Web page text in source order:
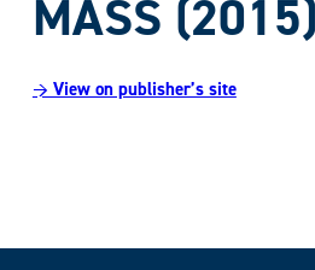
MASS
→ View on publisher’s site